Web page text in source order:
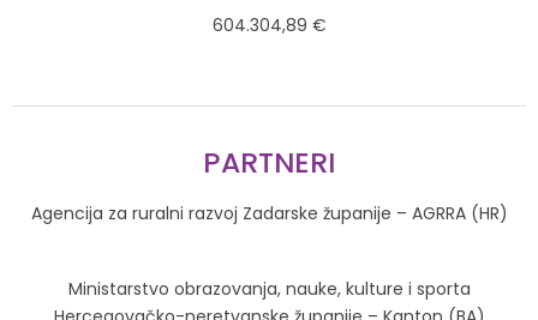
604.304,89 €
PARTNERI
Agencija za ruralni razvoj Zadarske županije – AGRRA (HR)
Ministarstvo obrazovanja, nauke, kulture i sporta